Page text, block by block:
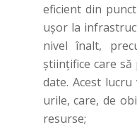
eficient din
ușor la
nivel înalt,
științifice care
date. Acest
urile, care, de
resurse;